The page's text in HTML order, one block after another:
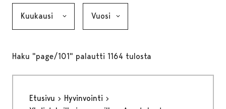
Haku "page/101" palautti 1164 tulosta
Etusivu
Hyvinvointi